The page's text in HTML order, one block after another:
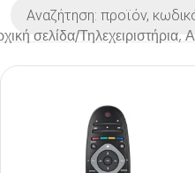
σελίδα/Τηλεχειριστήρια,